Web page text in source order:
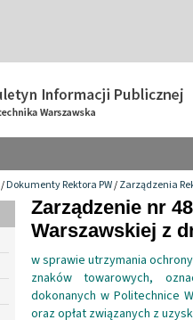
/Dokumenty Rektora PW/Zarządzenia
Zarządzenie nr
Warszawskiej z
w sprawie utrzymania
znaków towarowych,
dokonanych w Politechnice
oraz opłat związanych z